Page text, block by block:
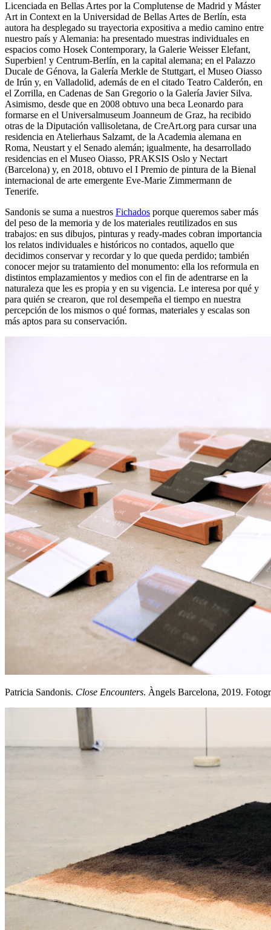
Licenciada en Bellas Artes por la Complutense de Madrid y Máster
Art in Context en la Universidad de Bellas Artes de Berlín, esta
autora ha desplegado su trayectoria expositiva a medio camino entre
nuestro país y Alemania: ha presentado muestras individuales en
espacios como Hosek Contemporary, la Galerie Weisser Elefant,
Superbien! y Centrum-Berlín, en la capital alemana; en el Palazzo
Ducale de Génova, la Galería Merkle de Stuttgart, el Museo Oiasso
de Irún y, en Valladolid, además de en el citado Teatro Calderón, en
el Zorrilla, en Cadenas de San Gregorio o la Galería Javier Silva.
Asimismo, desde que en 2008 obtuvo una beca Leonardo para
formarse en el Universalmuseum Joanneum de Graz, ha recibido
otras de la Diputación vallisoletana, de CreArt.org para cursar una
residencia en Atelierhaus Salzamt, de la Academia alemana en
Roma, Neustart y el Senado alemán; igualmente, ha desarrollado
residencias en el Museo Oiasso, PRAKSIS Oslo y Nectart
(Barcelona) y, en 2018, obtuvo el I Premio de pintura de la Bienal
internacional de arte emergente Eve-Marie Zimmermann de
Tenerife.
Sandonis se suma a nuestros Fichados porque queremos saber más
del peso de la memoria y de los materiales reutilizados en sus
trabajos: en sus dibujos, pinturas y ready-mades cobran importancia
los relatos individuales e históricos no contados, aquello que
decidimos conservar y recordar y lo que queda perdido; también
conocer mejor su tratamiento del monumento: ella los reformula en
distintos emplazamientos y medios con el fin de adentrarse en la
naturaleza que les es propia y en su vigencia. Le interesa por qué y
para quién se crearon, que rol desempeña el tiempo en nuestra
percepción de los mismos o qué formas, materiales y escalas son
más aptos para su conservación.
Patricia Sandonis. Close Encounters. Àngels Barcelona, 2019.